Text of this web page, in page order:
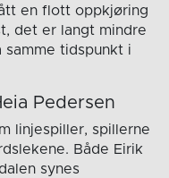
en flott oppkjøring
det er langt mindre
samme tidspunkt i
Pedersen
linjespiller, spillerne
Både Eirik
synes